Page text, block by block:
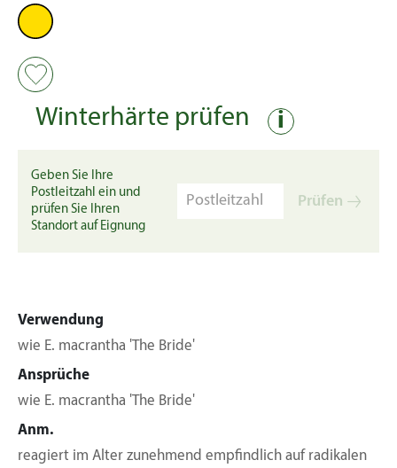
Winterhärte prüfen i
Geben Sie Ihre
Postleitzahl ein und
prüfen Sie Ihren
Standort auf Eignung
Prüfen
Verwendung
wie E. macrantha 'The Bride'
Ansprüche
wie E. macrantha 'The Bride'
Anm.
reagiert im Alter zunehmend empfindlich auf radikalen